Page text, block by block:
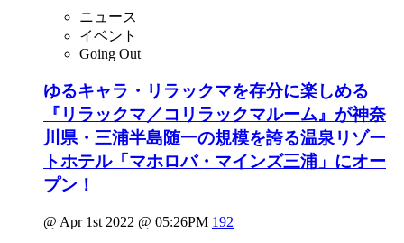
ニュース
イベント
Going Out
ゆるキャラ・リラックマを存分に楽しめる
『リラックマ／コリラックマルーム』が神奈
川県・三浦半島随一の規模を誇る温泉リゾー
トホテル「マホロバ・マインズ三浦」にオー
プン！
@ Apr 1st 2022 @ 05:26PM 192